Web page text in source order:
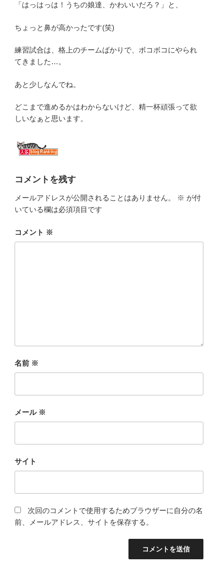
「はっはっは！うちの娘達、かわいいだろ？」と、
ちょっと鼻が高かったです(笑)
練習試合は、格上のチームばかりで、ボコボコにやられ
てきました…。
あと少しなんでね。
どこまで進めるかはわからないけど、精一杯頑張って欲
しいなぁと思います。
コメントを残す
メールアドレスが公開されることはありません。 ※ が付
いている欄は必須項目です
コメント ※
名前 ※
メール ※
サイト
次回のコメントで使用するためブラウザーに自分の名
前、メールアドレス、サイトを保存する。